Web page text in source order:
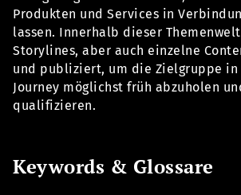
Produkten und Services in
lassen. Innerhalb dieser
Storylines, aber auch einzelne
und publiziert, um die Zielgruppe in
Journey möglichst früh abzuholen
qualifizieren.
Keywords & Glossare